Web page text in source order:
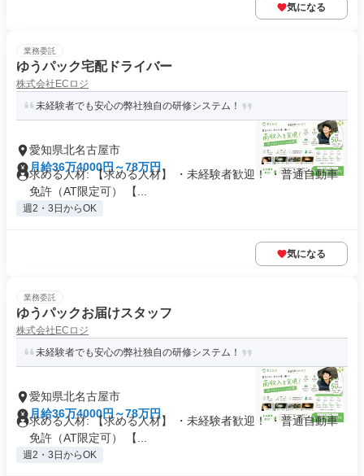
気になる
業務委託
ゆうパック宅配ドライバー
株式会社ECロジ
未経験者でも安心の弊社独自の研修システム！
愛知県北名古屋市
月給36万4000円～78万円
求める人材: 【求める人材】 ・未経験者歓迎！ ・普通自動車
免許（AT限定可） 【...
週2・3日からOK
気になる
業務委託
ゆうパックお届けスタッフ
株式会社ECロジ
未経験者でも安心の弊社独自の研修システム！
愛知県北名古屋市
月給36万4000円～78万円
求める人材: 【求める人材】 ・未経験者歓迎！ ・普通自動車
免許（AT限定可） 【...
週2・3日からOK